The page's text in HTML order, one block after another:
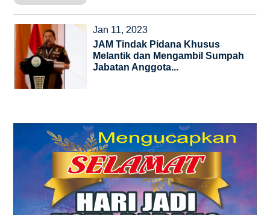
Jan 11, 2023
JAM Tindak Pidana Khusus
Melantik dan Mengambil Sumpah
Jabatan Anggota...